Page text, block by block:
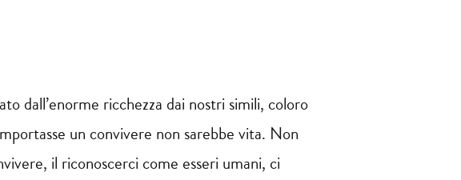
dall’enorme ricchezza dai nostri simili, coloro
un convivere non sarebbe vita. Non
il riconoscerci come esseri umani, ci